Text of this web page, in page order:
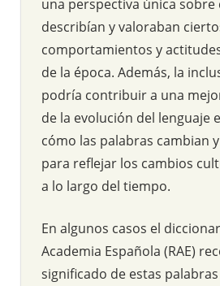
una perspectiva única sobre
describían y valoraban
comportamientos y
de la época. Además, la
podría contribuir a una
de la evolución del lenguaje
cómo las palabras cambian
para reflejar los cambios
a lo largo del tiempo.
En algunos casos el
Academia Española (RAE)
significado de estas